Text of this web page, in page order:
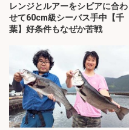
レンジとルアーをシビアに合わ
せて60cm級シーバス手中【千
葉】好条件もなぜか苦戦